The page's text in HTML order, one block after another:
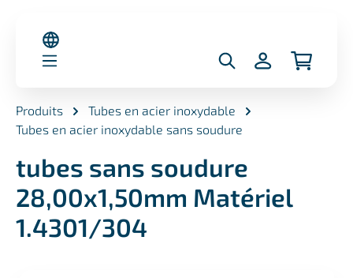
Produits
Tubes en acier inoxydable
Tubes en acier inoxydable sans soudure
tubes sans soudure
28,00x1,50mm Matériel
1.4301/304